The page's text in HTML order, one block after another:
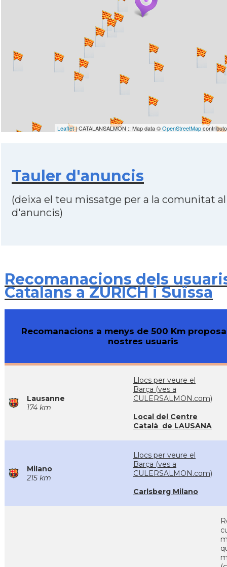
Leaflet| CATALANSALMON :: Map data ©OpenStreetMap
Tauler d'anuncis
(deixa el teu missatge per a la comunitat
d'anuncis)
Recomanacions dels
Catalans a ZURICH i Suïssa
Recomanacions a menys de 500 Km
nostres usuaris
Lausanne
174 km
Llocs per veure el
Barça (ves a
CULERSALMON.com)
Local del Centre
Català de LAUSANA
Milano
215 km
Llocs per veure el
Barça (ves a
CULERSALMON.com)
Carlsberg Milano